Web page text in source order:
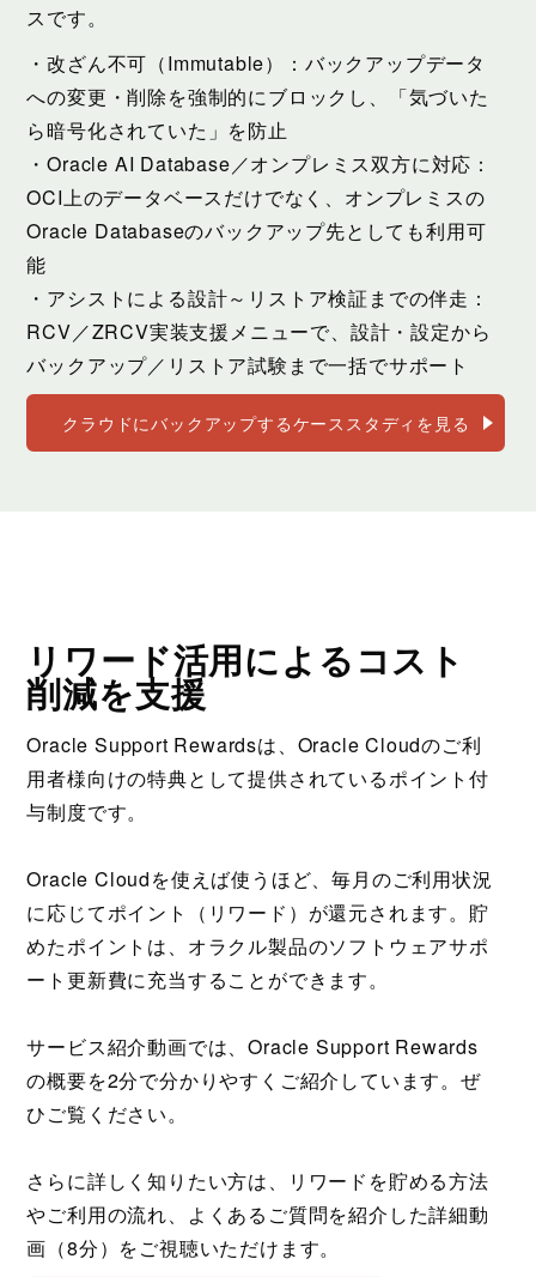
スです。
・改ざん不可（Immutable）：バックアップデータ
への変更・削除を強制的にブロックし、「気づいた
ら暗号化されていた」を防止
・Oracle AI Database／オンプレミス双方に対応：
OCI上のデータベースだけでなく、オンプレミスの
Oracle Databaseのバックアップ先としても利用可
能
・アシストによる設計～リストア検証までの伴走：
RCV／ZRCV実装支援メニューで、設計・設定から
バックアップ／リストア試験まで一括でサポート
クラウドにバックアップするケーススタディを見る
リワード活用によるコスト
削減を支援
Oracle Support Rewardsは、Oracle Cloudのご利
用者様向けの特典として提供されているポイント付
与制度です。
Oracle Cloudを使えば使うほど、毎月のご利用状況
に応じてポイント（リワード）が還元されます。貯
めたポイントは、オラクル製品のソフトウェアサポ
ート更新費に充当することができます。
サービス紹介動画では、Oracle Support Rewards
の概要を2分で分かりやすくご紹介しています。ぜ
ひご覧ください。
さらに詳しく知りたい方は、リワードを貯める方法
やご利用の流れ、よくあるご質問を紹介した詳細動
画（8分）をご視聴いただけます。